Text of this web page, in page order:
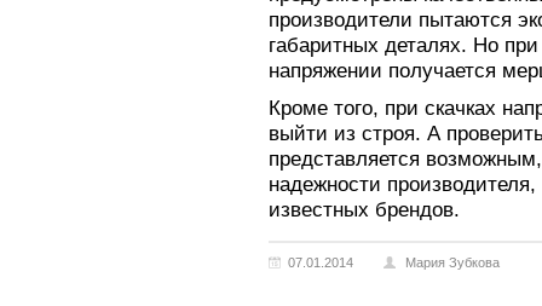
производители пытаются
габаритных деталях. Но
напряжении получается
Кроме того, при скачках
выйти из строя. А
представляется
надежности
известных брендов.
07.01.2014 Мария Зубкова